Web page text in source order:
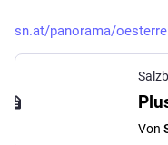
sn.at/panorama/
Von